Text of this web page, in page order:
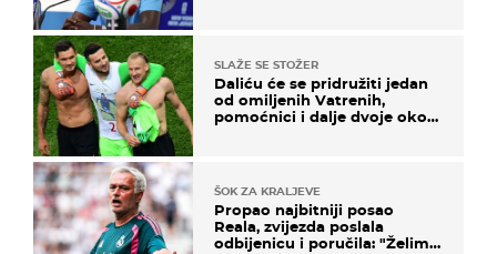
SLAŽE SE STOŽER
Daliću će se pridružiti jedan
od omiljenih Vatrenih,
pomoćnici i dalje dvoje oko
ŠOK ZA KRALJEVE
Propao najbitniji posao
Reala, zvijezda poslala
odbijenicu i poručila: "Želim